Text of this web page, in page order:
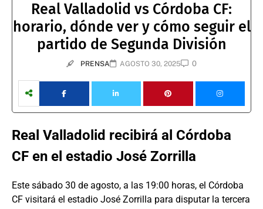
Real Valladolid vs Córdoba CF:
horario, dónde ver y cómo seguir el
partido de Segunda División
PRENSA AGOSTO 30, 2025 0
Real Valladolid recibirá al Córdoba
CF en el estadio José Zorrilla
Este sábado 30 de agosto, a las 19:00 horas, el Córdoba
CF visitará el estadio José Zorrilla para disputar la tercera